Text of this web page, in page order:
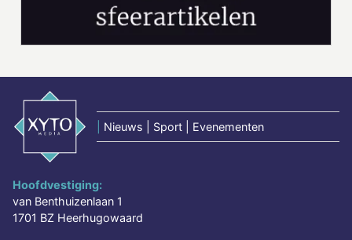
Nieuws | Sport | Evenementen
Hoofdvestiging:
van Benthuizenlaan 1
1701 BZ Heerhugowaard